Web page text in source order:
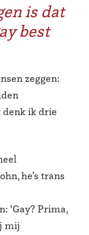
is dat
best
zeggen:
ik drie
he’s trans
‘Gay? Prima,
mij